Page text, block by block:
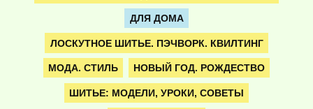
ДЛЯ ДОМА
ЛОСКУТНОЕ ШИТЬЕ. ПЭЧВОРК. КВИЛТИНГ
МОДА. СТИЛЬ НОВЫЙ ГОД. РОЖДЕСТВО
ШИТЬЕ: МОДЕЛИ, УРОКИ, СОВЕТЫ